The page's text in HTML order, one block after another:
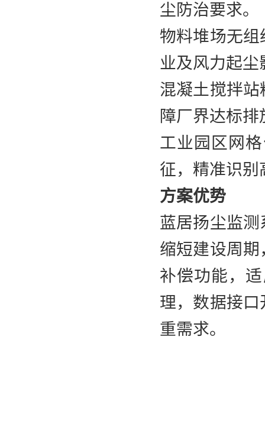
尘防治要求。
物料堆场无
业及风力起
混凝土搅拌
障厂界达标排
工业园区网
征，精准识别
方案优势
蓝居扬尘监
缩短建设周
补偿功能，
理，数据接
重需求。